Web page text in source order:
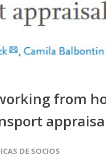
from
DE SOCIOS